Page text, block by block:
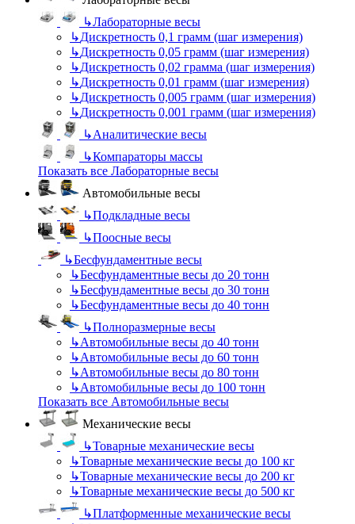
↳Лабораторные весы
↳Дискретность 0,1 грамм (шаг измерения)
↳Дискретность 0,05 грамм (шаг измерения)
↳Дискретность 0,02 грамма (шаг измерения)
↳Дискретность 0,01 грамм (шаг измерения)
↳Дискретность 0,005 грамм (шаг измерения)
↳Дискретность 0,001 грамм (шаг измерения)
↳Аналитические весы
↳Компараторы массы
Показать все Лабораторные весы
Автомобильные весы
↳Подкладные весы
↳Поосные весы
↳Бесфундаментные весы
↳Бесфундаментные весы до 20 тонн
↳Бесфундаментные весы до 30 тонн
↳Бесфундаментные весы до 40 тонн
↳Полноразмерные весы
↳Автомобильные весы до 40 тонн
↳Автомобильные весы до 60 тонн
↳Автомобильные весы до 80 тонн
↳Автомобильные весы до 100 тонн
Показать все Автомобильные весы
Механические весы
↳Товарные механические весы
↳Товарные механические весы до 100 кг
↳Товарные механические весы до 200 кг
↳Товарные механические весы до 500 кг
↳Платформенные механические весы